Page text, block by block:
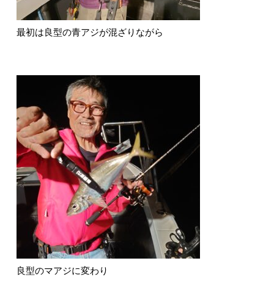
最初は良型の青アジが混ざりながら
良型のマアジに変わり